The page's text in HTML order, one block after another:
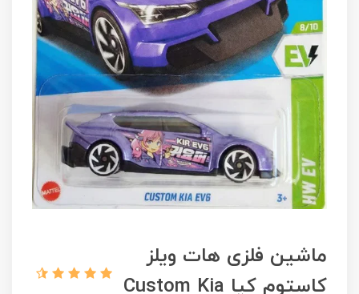
ماشین فلزی هات ویلز
کاستوم کیا Custom Kia